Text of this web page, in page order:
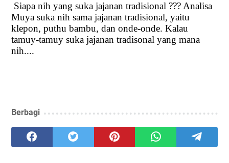
Siapa nih yang suka jajanan tradisional ??? Analisa
Muya suka nih sama jajanan tradisional, yaitu
klepon, puthu bambu, dan onde-onde. Kalau
tamuy-tamuy suka jajanan tradisonal yang mana
nih....
Berbagi